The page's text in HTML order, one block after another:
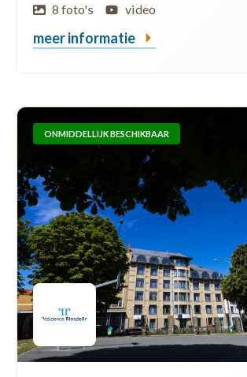
8 foto's
video
meer informatie
ONMIDDELLIJK BESCHIKBAAR